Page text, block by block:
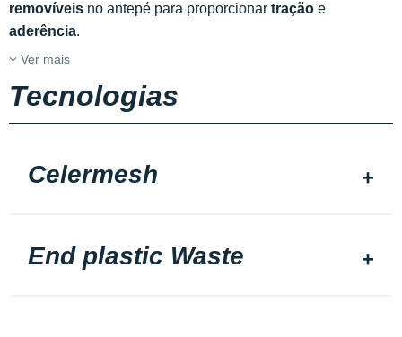
removíveis no antepé para proporcionar tração e
aderência.
Ver mais
Tecnologias
Celermesh
End plastic Waste